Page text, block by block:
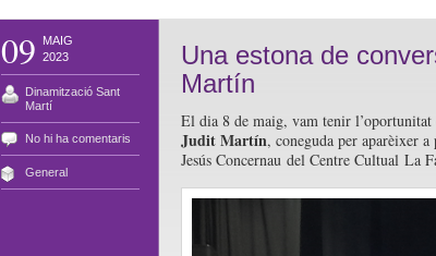
09
MAIG
2023
Dinamització Sant
Martí
No hi ha comentaris
General
Una estona de
Martín
El dia 8 de maig, vam tenir l’oportunitat
Judit Martín, coneguda per aparèixer a
Jesús Concernau del Centre Cultual La